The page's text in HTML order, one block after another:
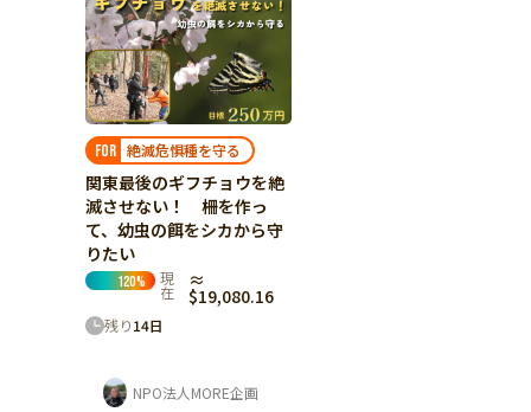
FOR 絶滅危惧種を守る
関東最後のギフチョウを絶
滅させない！ 柵を作っ
て、幼虫の餌をシカから守
りたい
120% 現
在
≈
$19,080.16
残り14日
NPO法人MORE企画